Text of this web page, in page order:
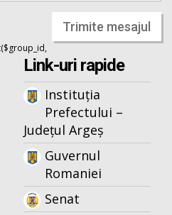
Trimite mesajul
Link-uri rapide
Instituția
Prefectului –
Județul Argeș
Guvernul
Romaniei
Senat